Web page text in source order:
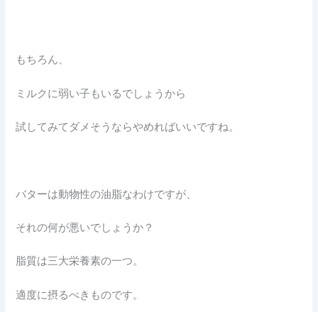
もちろん、
ミルクに弱い子もいるでしょうから
試してみてダメそうならやめればいいですね。
バターは動物性の油脂なわけですが、
それの何が悪いでしょうか？
脂質は三大栄養素の一つ。
適度に摂るべきものです。